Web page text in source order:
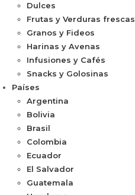
Dulces
Frutas y Verduras frescas
Granos y Fideos
Harinas y Avenas
Infusiones y Cafés
Snacks y Golosinas
Países
Argentina
Bolivia
Brasil
Colombia
Ecuador
El Salvador
Guatemala